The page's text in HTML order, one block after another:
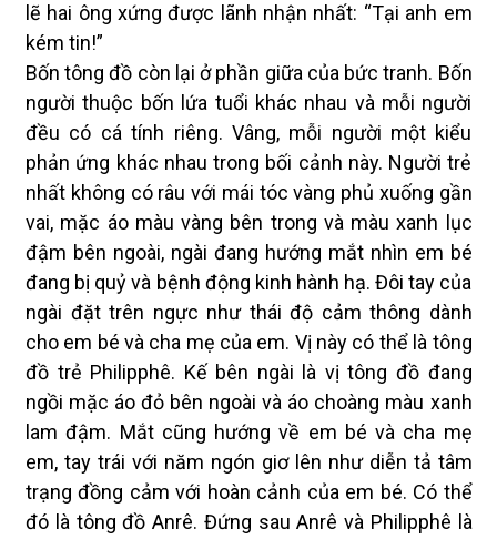
lẽ hai ông xứng được lãnh nhận nhất: “Tại anh em
kém tin!”
Bốn tông đồ còn lại ở phần giữa của bức tranh. Bốn
người thuộc bốn lứa tuổi khác nhau và mỗi người
đều có cá tính riêng. Vâng, mỗi người một kiểu
phản ứng khác nhau trong bối cảnh này. Người trẻ
nhất không có râu với mái tóc vàng phủ xuống gần
vai, mặc áo màu vàng bên trong và màu xanh lục
đậm bên ngoài, ngài đang hướng mắt nhìn em bé
đang bị quỷ và bệnh động kinh hành hạ. Đôi tay của
ngài đặt trên ngực như thái độ cảm thông dành
cho em bé và cha mẹ của em. Vị này có thể là tông
đồ trẻ Philipphê. Kế bên ngài là vị tông đồ đang
ngồi mặc áo đỏ bên ngoài và áo choàng màu xanh
lam đậm. Mắt cũng hướng về em bé và cha mẹ
em, tay trái với năm ngón giơ lên như diễn tả tâm
trạng đồng cảm với hoàn cảnh của em bé. Có thể
đó là tông đồ Anrê. Đứng sau Anrê và Philipphê là